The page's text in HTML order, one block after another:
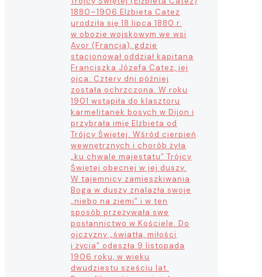
1880–1906 Elżbieta Catez
urodziła się 18 lipca 1880 r.
w obozie wojskowym we wsi
Avor (Francja), gdzie
stacjonował oddział kapitana
Franciszka Józefa Catez, jej
ojca. Cztery dni później
została ochrzczona. W roku
1901 wstąpiła do klasztoru
karmelitanek bosych w Dijon i
przybrała imię Elżbieta od
Trójcy Świętej. Wśród cierpień
wewnętrznych i chorób żyła
„ku chwale majestatu” Trójcy
Świętej obecnej w jej duszy.
W tajemnicy zamieszkiwania
Boga w duszy znalazła swoje
„niebo na ziemi” i w ten
sposób przeżywała swe
posłannictwo w Kościele. Do
ojczyzny „światła, miłości
i życia” odeszła 9 listopada
1906 roku, w wieku
dwudziestu sześciu lat.